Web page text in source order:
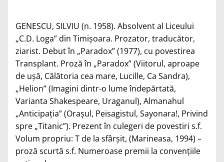
GENESCU, SILVIU (n. 1958). Absolvent al Liceului
„C.D. Loga” din Timişoara. Prozator, traducător,
ziarist. Debut în „Paradox” (1977), cu povestirea
Transplant. Proză în „Paradox” (Viitorul, aproape
de uşă, Călătoria cea mare, Lucille, Ca Sandra),
„Helion” (Imagini dintr-o lume îndepărtată,
Varianta Shakespeare, Uraganul), Almanahul
„Anticipaţia” (Oraşul, Peisagistul, Sayonara!, Privind
spre „Titanic”). Prezent în culegeri de povestiri s.f.
Volum propriu: T de la sfârşit, (Marineasa, 1994) –
proză scurtă s.f. Numeroase premii la convenţiile